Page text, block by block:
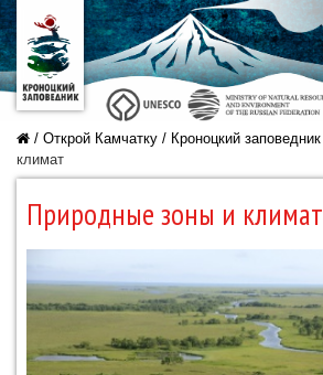
/ Открой Камчатку / Кроноцкий заповедник
климат
Природные зоны и климат